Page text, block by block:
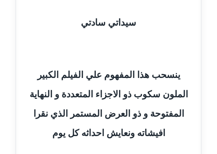
مدونة أمل زيادة
مدونة أمل منشاوي
مدونة أميرة اسماعيل
عاملة
سيداتي سادتي
ينسحب هذا المفهوم علي الفيلم الكبير
الملون سكوب ذو الاجزاء المتعددة و النهاية
المفتوحة و ذو العرض المستمر الذي نقرا
افيشاته ونعايش احداثه كل يوم